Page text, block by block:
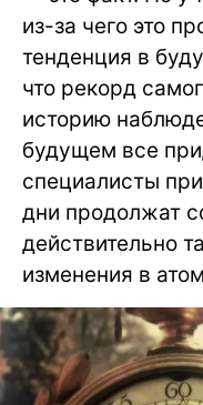
из-за чего это
тенденция в
что рекорд
историю
будущем все
специалисты
дни продолжат
действительно
изменения в